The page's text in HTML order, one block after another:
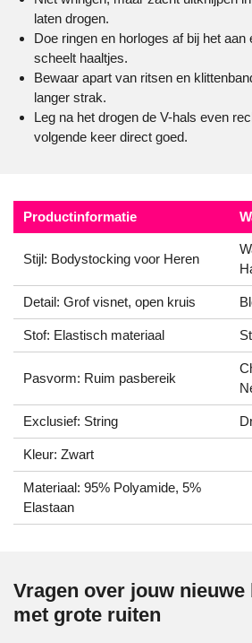
laten drogen.
Doe ringen en horloges af bij het aan
scheelt haaltjes.
Bewaar apart van ritsen en
langer strak.
Leg na het drogen de V-hals even
volgende keer direct goed.
Productinformatie
Stijl: Bodystocking voor Heren
Detail: Grof visnet, open kruis
Stof: Elastisch materiaal
Pasvorm: Ruim pasbereik
Exclusief: String
Kleur: Zwart
Materiaal: 95% Polyamide, 5%
Elastaan
Vragen over jouw
met grote ruiten